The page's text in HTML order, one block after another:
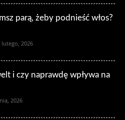
parą, żeby podnieść włos?
lutego, 2026
i czy naprawdę wpływa na
2026